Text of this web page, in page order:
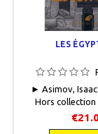
LES
► Asimov, Isaac
Hors collection
Lettres, 2026,
pages dont 14